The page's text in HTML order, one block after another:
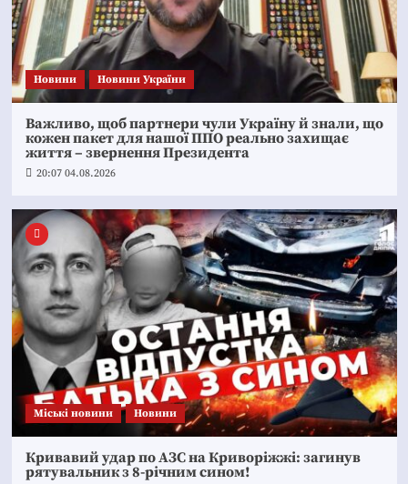
Новини Новини України
Важливо, щоб партнери чули Україну й знали, що
кожен пакет для нашої ППО реально захищає
життя – звернення Президента
20:07 04.08.2026
Mіські новини Новини
Кривавий удар по АЗС на Криворіжжі: загинув
рятувальник з 8-річним сином!